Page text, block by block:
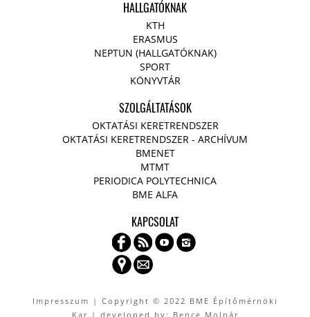
HALLGATÓKNAK
KTH
ERASMUS
NEPTUN (HALLGATÓKNAK)
SPORT
KÖNYVTÁR
SZOLGÁLTATÁSOK
OKTATÁSI KERETRENDSZER
OKTATÁSI KERETRENDSZER - ARCHÍVUM
BMENET
MTMT
PERIODICA POLYTECHNICA
BME ALFA
KAPCSOLAT
Impresszum | Copyright © 2022 BME Építőmérnöki
Kar | developed by: Bence Molnár